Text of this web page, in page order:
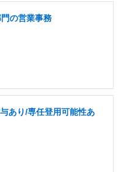
の営業事務
あり/専任登用可能性あ